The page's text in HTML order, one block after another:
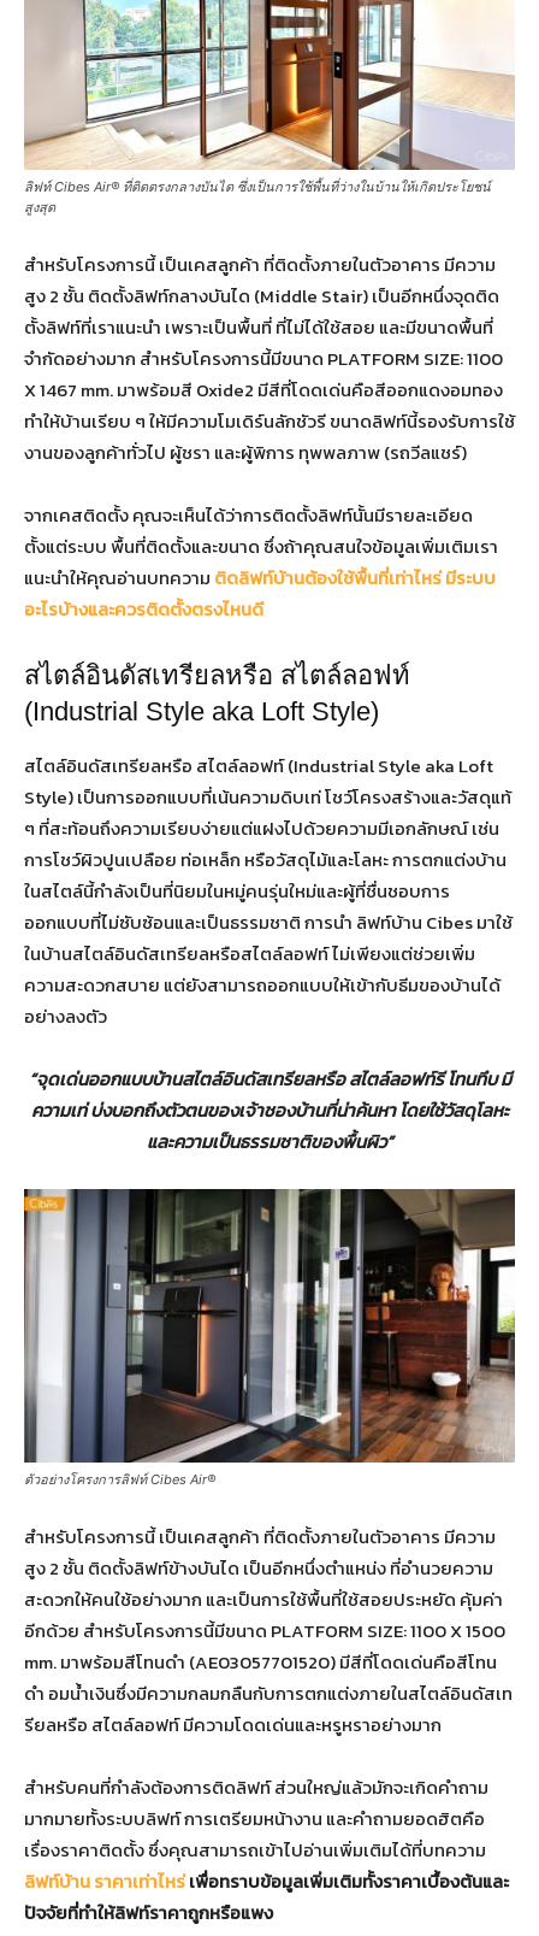
ลิฟท์ Cibes Air® ที่ติดตรงกลางบันได ซึ่งเป็นการใช้พื้นที่ว่างในบ้านให้เกิดประโยชน์
สูงสุด
สำหรับโครงการนี้ เป็นเคสลูกค้า ที่ติดตั้งภายในตัวอาคาร มีความ
สูง 2 ชั้น ติดตั้งลิฟท์กลางบันได (Middle Stair) เป็นอีกหนึ่งจุดติด
ตั้งลิฟท์ที่เราแนะนำ เพราะเป็นพื้นที่ ที่ไม่ได้ใช้สอย และมีขนาดพื้นที่
จำกัดอย่างมาก สำหรับโครงการนี้มีขนาด PLATFORM SIZE: 1100
X 1467 mm. มาพร้อมสี Oxide2 มีสีที่โดดเด่นคือสีออกแดงอมทอง
ทำให้บ้านเรียบ ๆ ให้มีความโมเดิร์นลักชัวรี ขนาดลิฟท์นี้รองรับการใช้
งานของลูกค้าทั่วไป ผู้ชรา และผู้พิการ ทุพพลภาพ (รถวีลแชร์)
จากเคสติดตั้ง คุณจะเห็นได้ว่าการติดตั้งลิฟท์นั้นมีรายละเอียด
ตั้งแต่ระบบ พื้นที่ติดตั้งและขนาด ซึ่งถ้าคุณสนใจข้อมูลเพิ่มเติมเรา
แนะนำให้คุณอ่านบทความ ติดลิฟท์บ้านต้องใช้พื้นที่เท่าไหร่ มีระบบ
อะไรบ้างและควรติดตั้งตรงไหนดี
สไตล์อินดัสเทรียลหรือ สไตล์ลอฟท์
(Industrial Style aka Loft Style)
สไตล์อินดัสเทรียลหรือ สไตล์ลอฟท์ (Industrial Style aka Loft
Style) เป็นการออกแบบที่เน้นความดิบเท่ โชว์โครงสร้างและวัสดุแท้
ๆ ที่สะท้อนถึงความเรียบง่ายแต่แฝงไปด้วยความมีเอกลักษณ์ เช่น
การโชว์ผิวปูนเปลือย ท่อเหล็ก หรือวัสดุไม้และโลหะ การตกแต่งบ้าน
ในสไตล์นี้กำลังเป็นที่นิยมในหมู่คนรุ่นใหม่และผู้ที่ชื่นชอบการ
ออกแบบที่ไม่ซับซ้อนและเป็นธรรมชาติ การนำ ลิฟท์บ้าน Cibes มาใช้
ในบ้านสไตล์อินดัสเทรียลหรือสไตล์ลอฟท์ ไม่เพียงแต่ช่วยเพิ่ม
ความสะดวกสบาย แต่ยังสามารถออกแบบให้เข้ากับธีมของบ้านได้
อย่างลงตัว
“จุดเด่นออกแบบบ้านสไตล์อินดัสเทรียลหรือ สไตล์ลอฟท์รี โทนทึบ มี
ความเท่ บ่งบอกถึงตัวตนของเจ้าชองบ้านที่น่าค้นหา โดยใช้วัสดุโลหะ
และความเป็นธรรมชาติของพื้นผิว”
ตัวอย่างโครงการลิฟท์ Cibes Air®
สำหรับโครงการนี้ เป็นเคสลูกค้า ที่ติดตั้งภายในตัวอาคาร มีความ
สูง 2 ชั้น ติดตั้งลิฟท์ข้างบันได เป็นอีกหนึ่งตำแหน่ง ที่อำนวยความ
สะดวกให้คนใช้อย่างมาก และเป็นการใช้พื้นที่ใช้สอยประหยัด คุ้มค่า
อีกด้วย สำหรับโครงการนี้มีขนาด PLATFORM SIZE: 1100 X 1500
mm. มาพร้อมสีโทนดำ (AE03057701520) มีสีที่โดดเด่นคือสีโทน
ดำ อมน้ำเงินซึ่งมีความกลมกลืนกับการตกแต่งภายในสไตล์อินดัสเท
รียลหรือ สไตล์ลอฟท์ มีความโดดเด่นและหรูหราอย่างมาก
สำหรับคนที่กำลังต้องการติดลิฟท์ ส่วนใหญ่แล้วมักจะเกิดคำถาม
มากมายทั้งระบบลิฟท์ การเตรียมหน้างาน และคำถามยอดฮิตคือ
เรื่องราคาติดตั้ง ซึ่งคุณสามารถเข้าไปอ่านเพิ่มเติมได้ที่บทความ
ลิฟท์บ้าน ราคาเท่าไหร่เพื่อทราบข้อมูลเพิ่มเติมทั้งราคาเบื้องต้นและ
ปัจจัยที่ทำให้ลิฟท์ราคาถูกหรือแพง